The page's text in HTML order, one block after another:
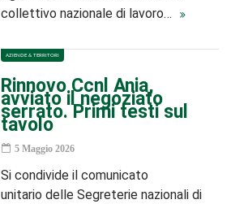
collettivo nazionale di lavoro…
AZIENDE & TERRITORI
Rinnovo Ccnl Ania,
avviato il negoziato
serrato. Primi testi sul
tavolo
5 Maggio 2026
Si condivide il comunicato
unitario delle Segreterie nazionali di